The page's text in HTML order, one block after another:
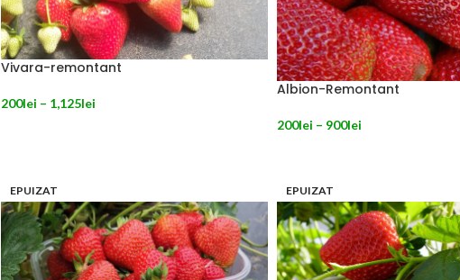
Vivara-remontant
200lei – 1,125lei
Albion-Remontant
200lei – 900lei
EPUIZAT EPUIZAT